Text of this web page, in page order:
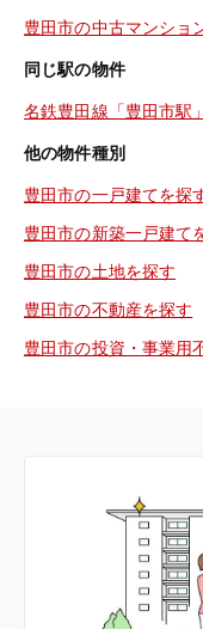
豊田市の中古マンショ
同じ駅の物件
名鉄豊田線「豊田市駅
他の物件種別
豊田市の一戸建てを探
豊田市の新築一戸建て
豊田市の土地を探す
豊田市の不動産を探す
豊田市の投資・事業用